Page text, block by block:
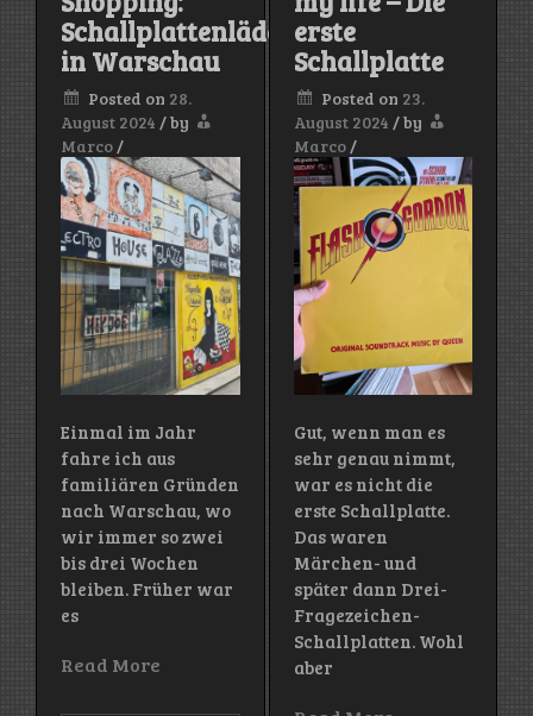
Schallplattenläden
in Warschau
Posted on 28.
August 2024 /by
Marco/
Einmal im Jahr
fahre ich aus
familiären Gründen
nach Warschau, wo
wir immer so zwei
bis drei Wochen
bleiben. Früher war
es
Read More
erste
Schallplatte
Posted on 23.
August 2024 /by
Marco/
Gut, wenn man es
sehr genau nimmt,
war es nicht die
erste Schallplatte.
Das waren
Märchen- und
später dann Drei-
Fragezeichen-
Schallplatten. Wohl
aber